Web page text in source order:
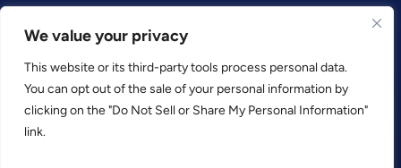
We value your privacy
This website or its third-party tools process personal data.
You can opt out of the sale of your personal information by
clicking on the "Do Not Sell or Share My Personal Information"
link.
Privacy Policy
Terms and Conditions
© 2026 • Consultport GmbH